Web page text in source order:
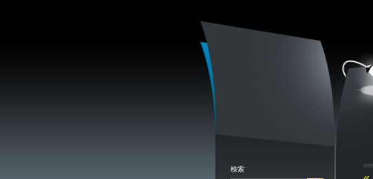
検索